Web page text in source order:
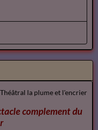
complementdu